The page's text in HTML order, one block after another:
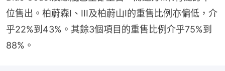
位售出。柏蔚森I、III及柏蔚山I的重售比例亦偏低，介
乎22%到43%。其餘3個項目的重售比例介乎75%到
88%。